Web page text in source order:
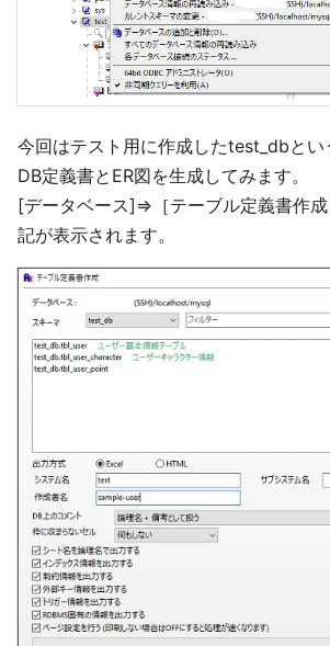
今回はテスト用に作成したtest_dbと
DB定義書とER図を生成してみます。
[データベース]⇒［テーブル定義書作
記が表示されます。